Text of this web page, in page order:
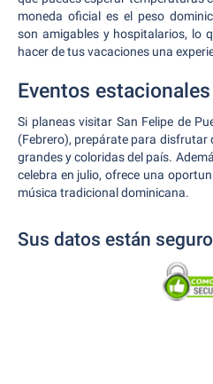
moneda oficial es el peso
son amigables y hospitalarios, lo
hacer de tus vacaciones una
Eventos estacionales
Si planeas visitar San Felipe de
(Febrero), prepárate para disfrutar
grandes y coloridas del país.
celebra en julio, ofrece una
música tradicional dominicana.
Sus datos están